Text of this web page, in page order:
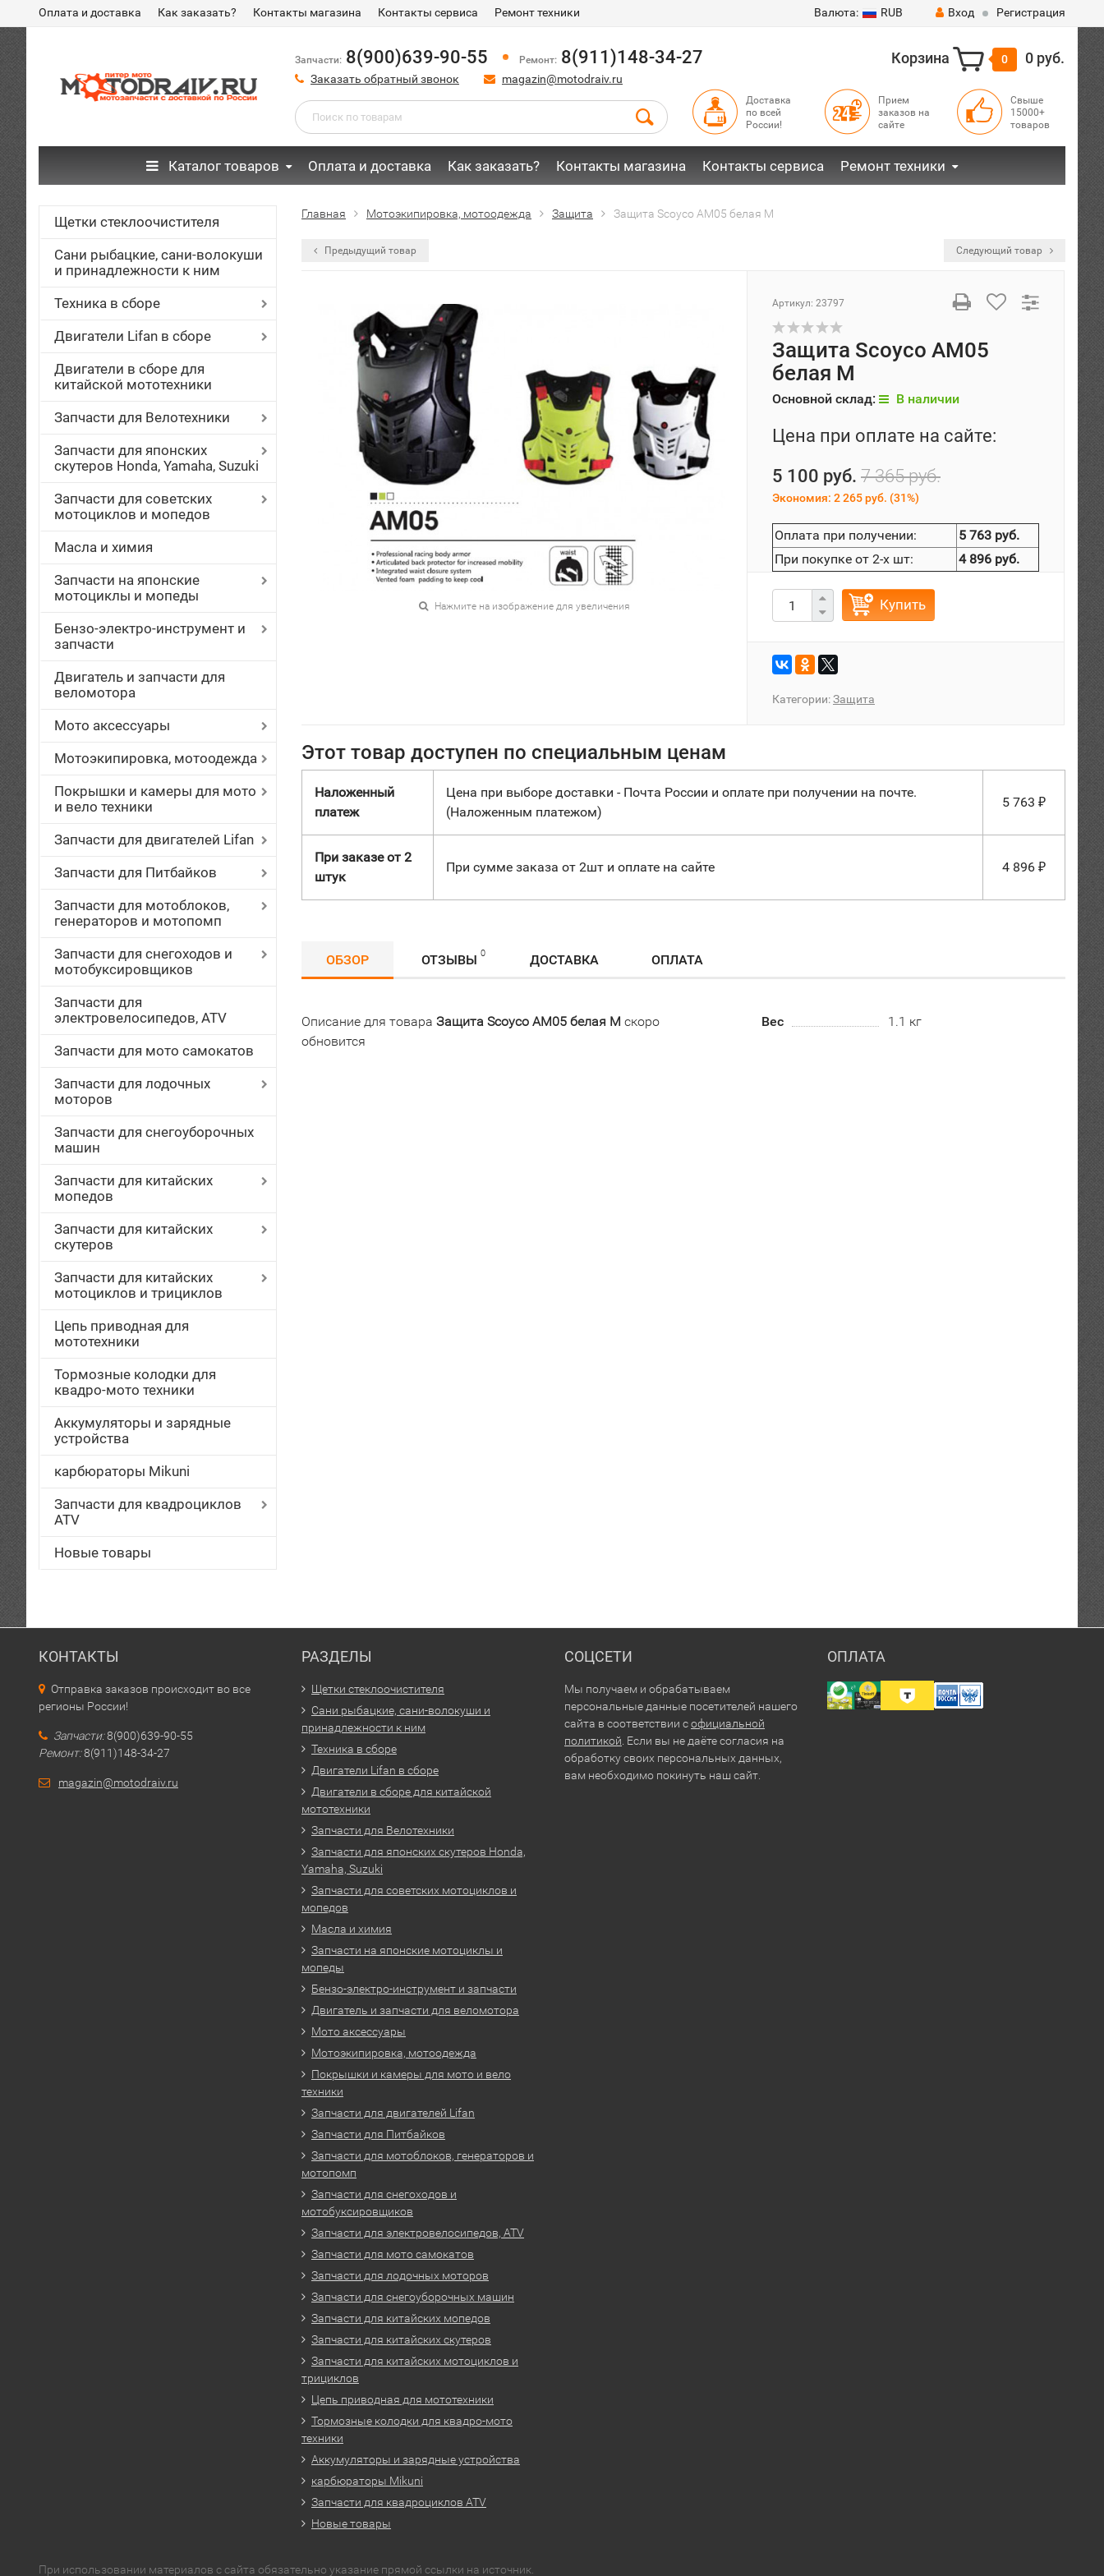
Оплата и доставка Как заказать? Контакты магазина Контакты сервиса Ремонт техники Валюта: RUB Вход Регистрация
Запчасти: 8(900)639-90-55 Ремонт: 8(911)148-34-27
Заказать обратный звонок magazin@motodraiv.ru
Корзина 0 0 руб.
Доставка
по всей
России!
Прием
заказов на
сайте
Свыше
15000+
товаров
Каталог товаров Оплата и доставка Как заказать? Контакты магазина Контакты сервиса Ремонт техники
Щетки стеклоочистителя
Сани рыбацкие, сани-волокуши
и принадлежности к ним
Техника в сборе
Двигатели Lifan в сборе
Двигатели в сборе для
китайской мототехники
Запчасти для Велотехники
Запчасти для японских
скутеров Honda, Yamaha, Suzuki
Запчасти для советских
мотоциклов и мопедов
Масла и химия
Запчасти на японские
мотоциклы и мопеды
Бензо-электро-инструмент и
запчасти
Двигатель и запчасти для
веломотора
Мото аксессуары
Мотоэкипировка, мотоодежда
Покрышки и камеры для мото
и вело техники
Запчасти для двигателей Lifan
Запчасти для Питбайков
Запчасти для мотоблоков,
генераторов и мотопомп
Запчасти для снегоходов и
мотобуксировщиков
Запчасти для
электровелосипедов, ATV
Запчасти для мото самокатов
Запчасти для лодочных
моторов
Запчасти для снегоуборочных
машин
Запчасти для китайских
мопедов
Запчасти для китайских
скутеров
Запчасти для китайских
мотоциклов и трициклов
Цепь приводная для
мототехники
Тормозные колодки для
квадро-мото техники
Аккумуляторы и зарядные
устройства
карбюраторы Mikuni
Запчасти для квадроциклов
ATV
Новые товары
Главная Мотоэкипировка, мотоодежда Защита Защита Scoyco AM05 белая M
Предыдущий товар Следующий товар
Нажмите на изображение для увеличения
Артикул: 23797
Защита Scoyco AM05
белая M
Основной склад: В наличии
Цена при оплате на сайте:
5 100 руб. 7 365 руб.
Экономия: 2 265 руб. (31%)
Оплата при получении:
5 763 руб.
При покупке от 2-х шт:
4 896 руб.
Купить
Категории:Защита
Этот товар доступен по специальным ценам
Наложенный
платеж
Цена при выборе доставки - Почта России и оплате при получении на почте.
(Наложенным платежом)
5 763 ₽
При заказе от 2
штук
При сумме заказа от 2шт и оплате на сайте 4 896 ₽
ОБЗОР ОТЗЫВЫ 0 ДОСТАВКА ОПЛАТА
Описание для товара Защита Scoyco AM05 белая M скоро
обновится
Вес 1.1 кг
КОНТАКТЫ
Отправка заказов происходит во все
регионы России!
Запчасти:8(900)639-90-55
Ремонт:8(911)148-34-27
magazin@motodraiv.ru
РАЗДЕЛЫ
Щетки стеклоочистителя
Сани рыбацкие, сани-волокуши и
принадлежности к ним
Техника в сборе
Двигатели Lifan в сборе
Двигатели в сборе для китайской
мототехники
Запчасти для Велотехники
Запчасти для японских скутеров Honda,
Yamaha, Suzuki
Запчасти для советских мотоциклов и
мопедов
Масла и химия
Запчасти на японские мотоциклы и
мопеды
Бензо-электро-инструмент и запчасти
Двигатель и запчасти для веломотора
Мото аксессуары
Мотоэкипировка, мотоодежда
Покрышки и камеры для мото и вело
техники
Запчасти для двигателей Lifan
Запчасти для Питбайков
Запчасти для мотоблоков, генераторов и
мотопомп
Запчасти для снегоходов и
мотобуксировщиков
Запчасти для электровелосипедов, ATV
Запчасти для мото самокатов
Запчасти для лодочных моторов
Запчасти для снегоуборочных машин
Запчасти для китайских мопедов
Запчасти для китайских скутеров
Запчасти для китайских мотоциклов и
трициклов
Цепь приводная для мототехники
Тормозные колодки для квадро-мото
техники
Аккумуляторы и зарядные устройства
карбюраторы Mikuni
Запчасти для квадроциклов ATV
Новые товары
СОЦСЕТИ
Мы получаем и обрабатываем
персональные данные посетителей нашего
сайта в соответствии софициальной
политикой . Если вы не даёте согласия на
обработку своих персональных данных,
вам необходимо покинуть наш сайт.
ОПЛАТА
При использовании материалов с сайта обязательно указание прямой ссылки на источник.